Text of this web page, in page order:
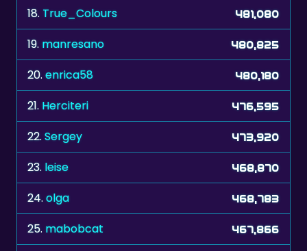
18. True_Colours 481,080
19. manresano 480,825
20.enrica58 480,180
21. Herciteri 476,595
22.Sergey 473,920
23. leise 468,870
24.olga 468,783
25. mabobcat 467,866